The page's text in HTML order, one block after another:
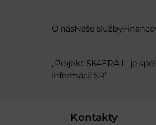
O násNaše služby
„Projekt SK4ERA II je
informácií SR“
Kontakty